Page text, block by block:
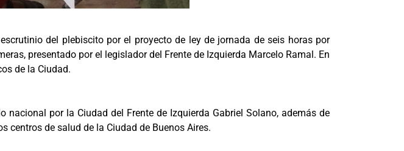
del plebiscito por el proyecto de ley de jornada de seis horas por
presentado por el legislador del Frente de Izquierda Marcelo Ramal. En
de la Ciudad.
por la Ciudad del Frente de Izquierda Gabriel Solano, además de
centros de salud de la Ciudad de Buenos Aires.